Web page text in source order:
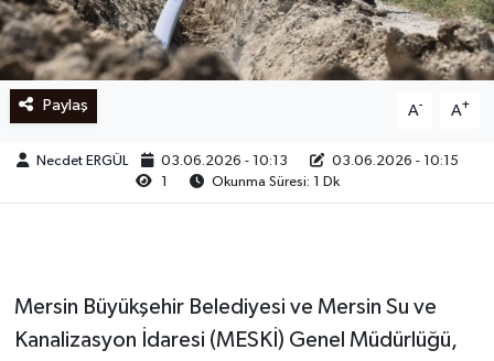
Paylaş A- A+
Necdet ERGÜL 03.06.2026 - 10:13
03.06.2026 - 10:15
1
Okunma Süresi: 1 Dk
Mersin Büyükşehir Belediyesi ve Mersin Su ve
Kanalizasyon İdaresi (MESKİ) Genel Müdürlüğü,
Ege
İzmir
İletişim
Künye